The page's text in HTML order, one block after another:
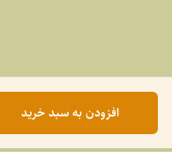
افزودن به سبد خرید